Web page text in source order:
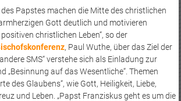
des Papstes machen die Mitte des christlichen
Gott deutlich und motivieren
christlichen Leben“, so der
, Paul Wuthe, über das Ziel der
SMS“ verstehe sich als Einladung zur
„Besinnung auf das Wesentliche“. Themen
des Glaubens“, wie Gott, Heiligkeit, Liebe,
und Leben. „Papst Franziskus geht es um die